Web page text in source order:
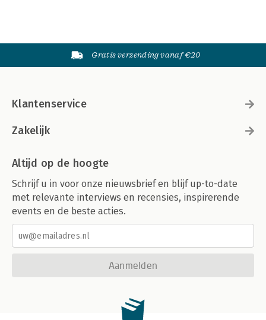
Gratis verzending vanaf €20
Klantenservice
Zakelijk
Altijd op de hoogte
Schrijf u in voor onze nieuwsbrief en blijf up-to-date
met relevante interviews en recensies, inspirerende
events en de beste acties.
Aanmelden